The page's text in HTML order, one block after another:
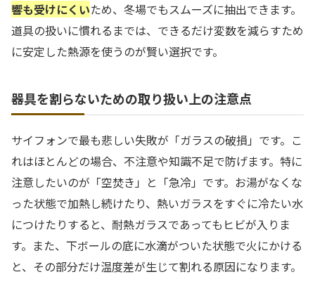
響も受けにくいため、冬場でもスムーズに抽出できます。
道具の扱いに慣れるまでは、できるだけ変数を減らすため
に安定した熱源を使うのが賢い選択です。
器具を割らないための取り扱い上の注意点
サイフォンで最も悲しい失敗が「ガラスの破損」です。こ
れはほとんどの場合、不注意や知識不足で防げます。特に
注意したいのが「空焚き」と「急冷」です。お湯がなくな
った状態で加熱し続けたり、熱いガラスをすぐに冷たい水
につけたりすると、耐熱ガラスであってもヒビが入りま
す。また、下ボールの底に水滴がついた状態で火にかける
と、その部分だけ温度差が生じて割れる原因になります。